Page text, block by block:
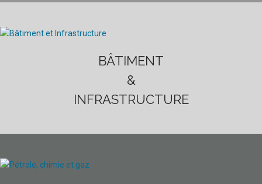
BÂTIMENT
&
INFRASTRUCTURE